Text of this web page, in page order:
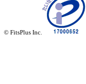
© FitsPlus Inc.